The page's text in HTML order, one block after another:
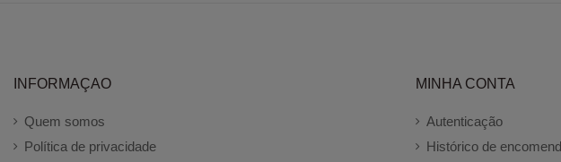
INFORMAÇAO
Quem somos
Política de privacidade
MINHA CONTA
Autenticação
Histórico de